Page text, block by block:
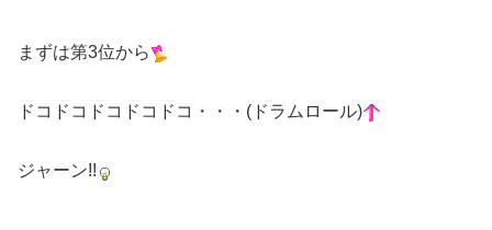
まずは第3位から
ドコドコドコドコドコ・・・(ドラムロール)
ジャーン!!